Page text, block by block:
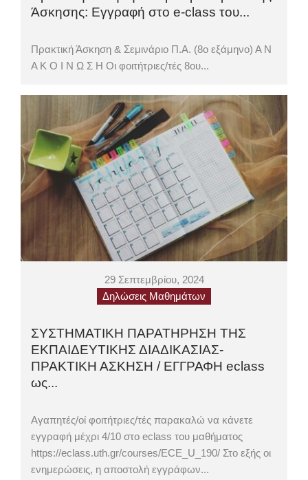
Άσκησης: Εγγραφή στο e-class του...
Πρακτική Άσκηση & Σεμινάριο Π.Α. (8ο εξάμηνο) Α Ν
Α Κ Ο Ι Ν Ω Σ Η Οι φοιτήτριες/τές 8ου...
29 Σεπτεμβρίου, 2024
Δηλώσεις Μαθημάτων
ΣΥΣΤΗΜΑΤΙΚΗ ΠΑΡΑΤΗΡΗΣΗ ΤΗΣ
ΕΚΠΑΙΔΕΥΤΙΚΗΣ ΔΙΑΔΙΚΑΣΙΑΣ-
ΠΡΑΚΤΙΚΗ ΑΣΚΗΣΗ / ΕΓΓΡΑΦΗ eclass
ως...
Αγαπητές/οί φοιτήτριες/τές παρακαλώ να κάνετε
εγγραφή μέχρι 4/10 στο eclass του μαθήματος
https://eclass.uth.gr/courses/ECE_U_190/ Στο εξής οι
ενημερώσεις, η αποστολή εγγράφων...